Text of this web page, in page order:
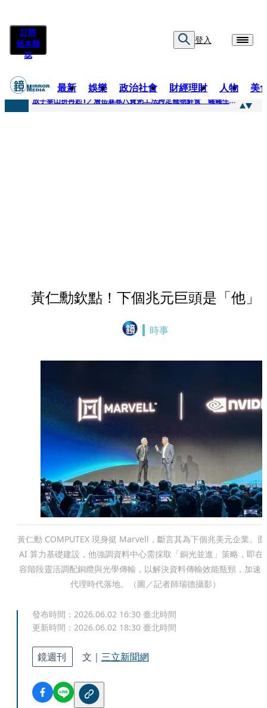
訂閱
紙本雜
誌
登入
最新 娛樂 政治社會 財經理財 人物 美
快訊
放手泰山拚再起1／詹岳霖靠八寶粥工法跨足寵物鮮食 罐罐生產前先請「叼嘴王后」試吃
黃仁勳欽點！下個兆元巨頭是「他」
時事
黃仁勳 COMPUTEX 現身挺 Marvell，斷言其為下個兆美元企業。
AI 算力基礎建設，他強調資料中心需採取「銅光並進」策略，即在
容階段靈活調配銅纜與光學傳輸，以解決資料傳輸效能瓶頸，加速
代理時代落地。（圖／記者師瑞德攝影）
發布時間： 2026.06.02 16:30 臺北時間
更新時間： 2026.06.02 18:30 臺北時間
鏡週刊 文｜ 三立新聞網